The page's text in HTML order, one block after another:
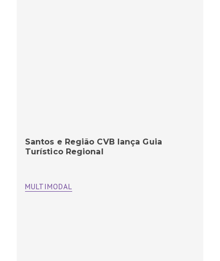
Santos e Região CVB lança Guia
Turístico Regional
MULTIMODAL